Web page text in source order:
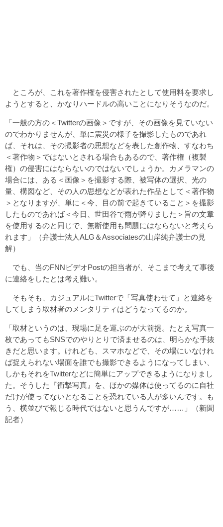
ところが、これを著作権を侵害されたとして使用料を要求し
ようとすると、かなりハードルの高いことになりそうなのだ。
「一般の方の＜Twitterの画像＞ですが、その画像を見ていない
のでわかりませんが、単に震災の様子を撮影したものであれ
ば、それは、その撮影者の思想などを表した創作物、すなわち
＜著作物＞ではないとされる場合もあるので、著作権（複製
権）の侵害にはならないのではないでしょうか。カメラマンの
場合には、ある＜画像＞を撮影する際、被写体の選択、光の
量、構図など、その人の思想などが表れた作品として＜著作物
＞となりますが、単に＜今、目の前で起きていること＞を撮影
したものであれば＜今日、世田谷で雨が降りました＞旨の文章
を使用するのと同じで、無断使用も問題にはならないと考えら
れます」（弁護士法人ALG＆Associatesの山岸純弁護士の見
解）
でも、当のFNNビデオPostの担当者が、そこまで考えて事後
に連絡をしたとは考え難い。
そもそも、カジュアルにTwitterで「写真使わせて」と連絡を
してしまう取材者のメンタリティはどうなってるのか。
「取材というのは、現場に足を運ぶのが大前提。たとえ写真一
枚であってもSNSでのやりとりで済ませるのは、明らかな手抜
きだと思います。けれども、スマホなどで、その場にいなけれ
ば捉えられない場面を誰でも撮影できるようになってしまい、
しかもそれをTwitterなどに簡単にアップできるようになりまし
た。そうした『衝撃写真』を、ほかの媒体は使ってるのに自社
だけが使ってないとなることを恐れている人が多いんです。も
う、横並びで報じる時代ではないと思うんですが……」（新聞
記者）